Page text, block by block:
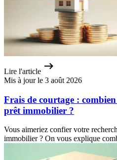
Lire l'article
Mis à jour le 3 août 2026
Frais de courtage :
prêt immobilier ?
Vous aimeriez confier votre
immobilier ? On vous explique